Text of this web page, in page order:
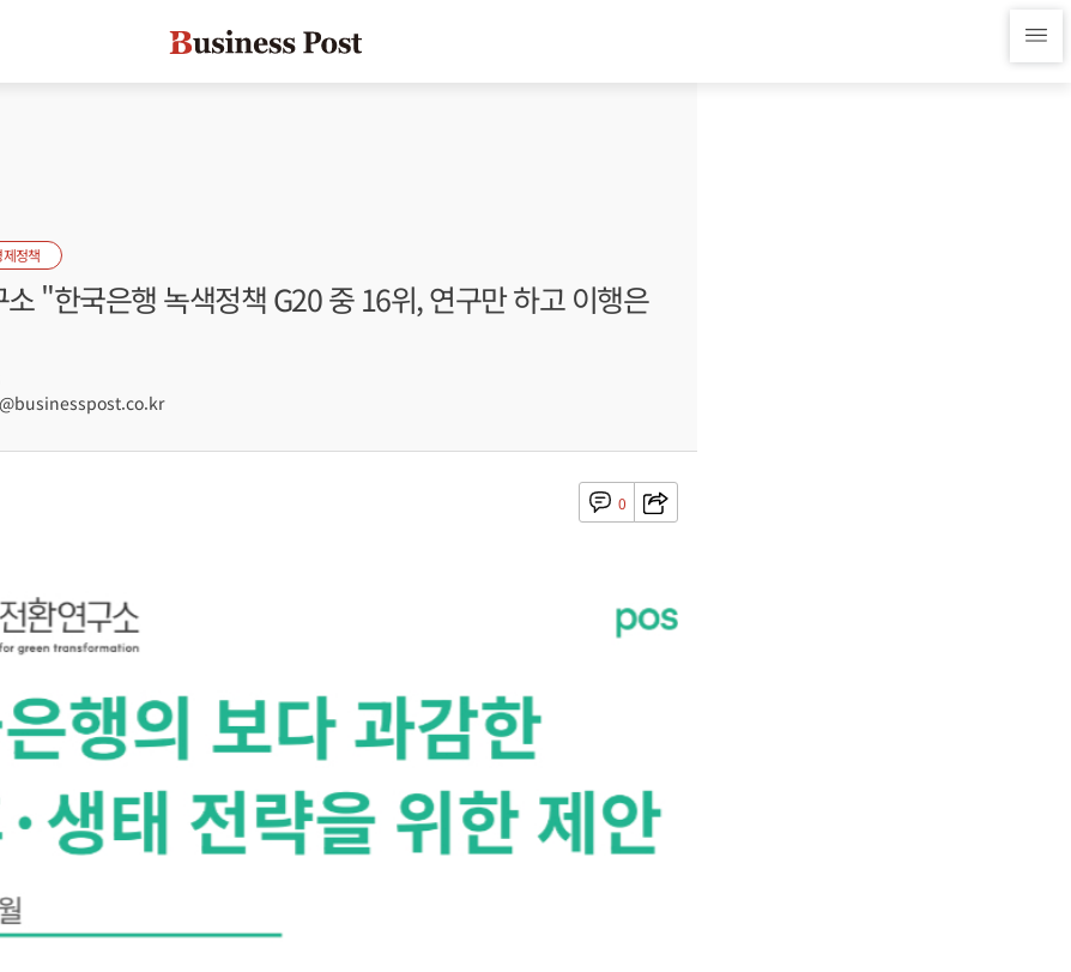
제정책
"한국은행 녹색정책 G20 중 16위, 연구만 하고 이행은
0